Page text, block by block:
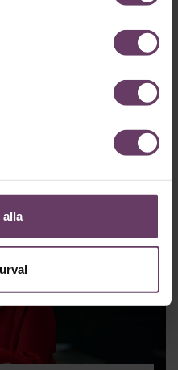
alla
bromsa samtidigt" och
– vad menas egentligen